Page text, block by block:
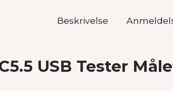
Beskrivelse
USB Tester